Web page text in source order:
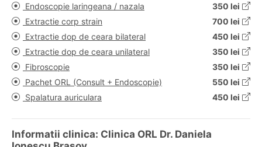
Endoscopie laringeana / nazala
350 lei
Extractie corp strain
700 lei
Extractie dop de ceara bilateral
450 lei
Extractie dop de ceara unilateral
350 lei
Fibroscopie
350 lei
Pachet ORL (Consult + Endoscopie)
550 lei
Spalatura auriculara
450 lei
Informatii clinica: Clinica ORL Dr. Daniela